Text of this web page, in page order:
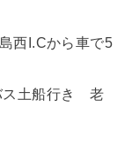
西I.Cから車で5
船行き 老